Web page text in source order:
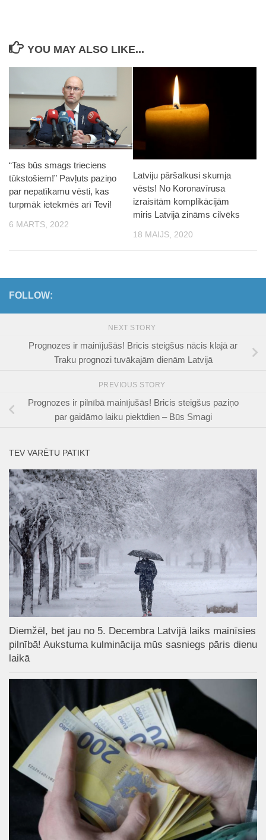
YOU MAY ALSO LIKE...
“Tas būs smags trieciens
tūkstošiem!” Pavļuts paziņo
par nepatīkamu vēsti, kas
turpmāk ietekmēs arī Tevi!
6 MARTS, 2022
Latviju pāršalkusi skumja
vēsts! No Koronavīrusa
izraisītām komplikācijām
miris Latvijā zināms cilvēks
18 MAIJS, 2020
FOLLOW:
NEXT STORY
Prognozes ir mainījušās! Bricis steigšus nācis klajā ar
Traku prognozi tuvākajām dienām Latvijā
PREVIOUS STORY
Prognozes ir pilnībā mainījušās! Bricis steigšus paziņo
par gaidāmo laiku piektdien – Būs Smagi
TEV VARĒTU PATIKT
Diemžēl, bet jau no 5. Decembra Latvijā laiks mainīsies
pilnībā! Aukstuma kulminācija mūs sasniegs pāris dienu
laikā